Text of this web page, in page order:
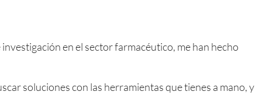
investigación en el sector farmacéutico, me han hecho
soluciones con las herramientas que tienes a mano, y